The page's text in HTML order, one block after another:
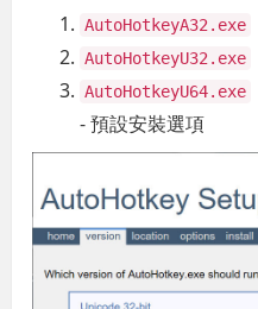
AutoHotkeyA32.exe
AutoHotkeyU32.exe
AutoHotkeyU64.exe
- 預設安裝選項